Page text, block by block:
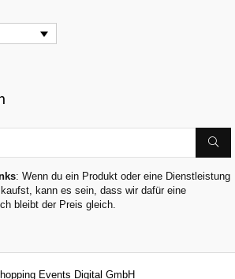
: Wenn du ein Produkt oder eine Dienstleistung
kann es sein, dass wir dafür eine
bleibt der Preis gleich.
Events Digital GmbH